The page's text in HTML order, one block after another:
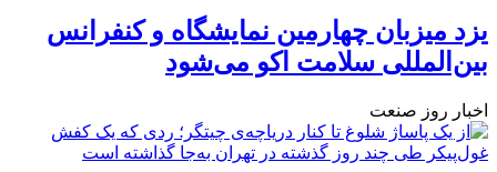
یزد میزبان چهارمین نمایشگاه و کنفرانس
بین‌المللی سلامت اکو می‌شود
اخبار روز صنعت